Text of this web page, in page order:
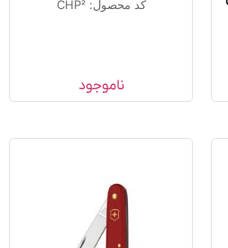
کد محصول: CHP2
ناموجود